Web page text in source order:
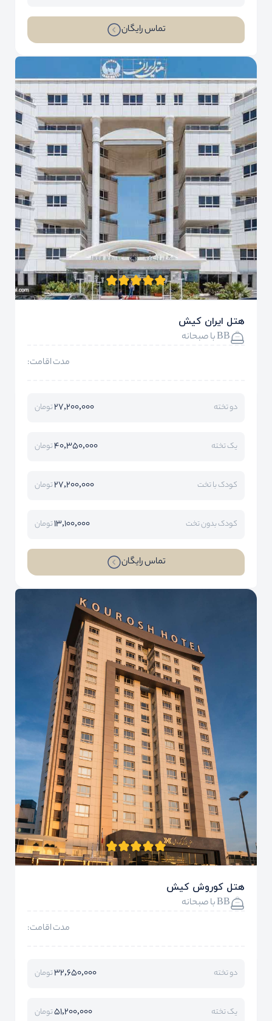
تماس رایگان
هتل ایران کیش
BB با صبحانه
مدت اقامت:
دو تخته 27,200,000تومان
یک تخته 40,350,000تومان
کودک با تخت 27,200,000تومان
کودک بدون تخت 13,100,000تومان
تماس رایگان
هتل کوروش کیش
BB با صبحانه
مدت اقامت:
دو تخته 32,650,000تومان
یک تخته 51,200,000تومان